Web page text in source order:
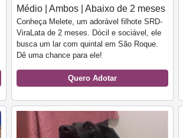
Médio | Ambos | Abaixo de 2 meses
Conheça Melete, um adorável filhote SRD-
ViraLata de 2 meses. Dócil e sociável, ele
busca um lar com quintal em São Roque.
Dê uma chance para ele!
Quero Adotar